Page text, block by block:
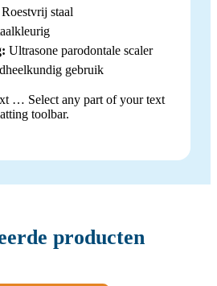
Roestvrij staal
Ultrasone parodontale scaler
gebruik
… Select any part of your text
toolbar.
producten